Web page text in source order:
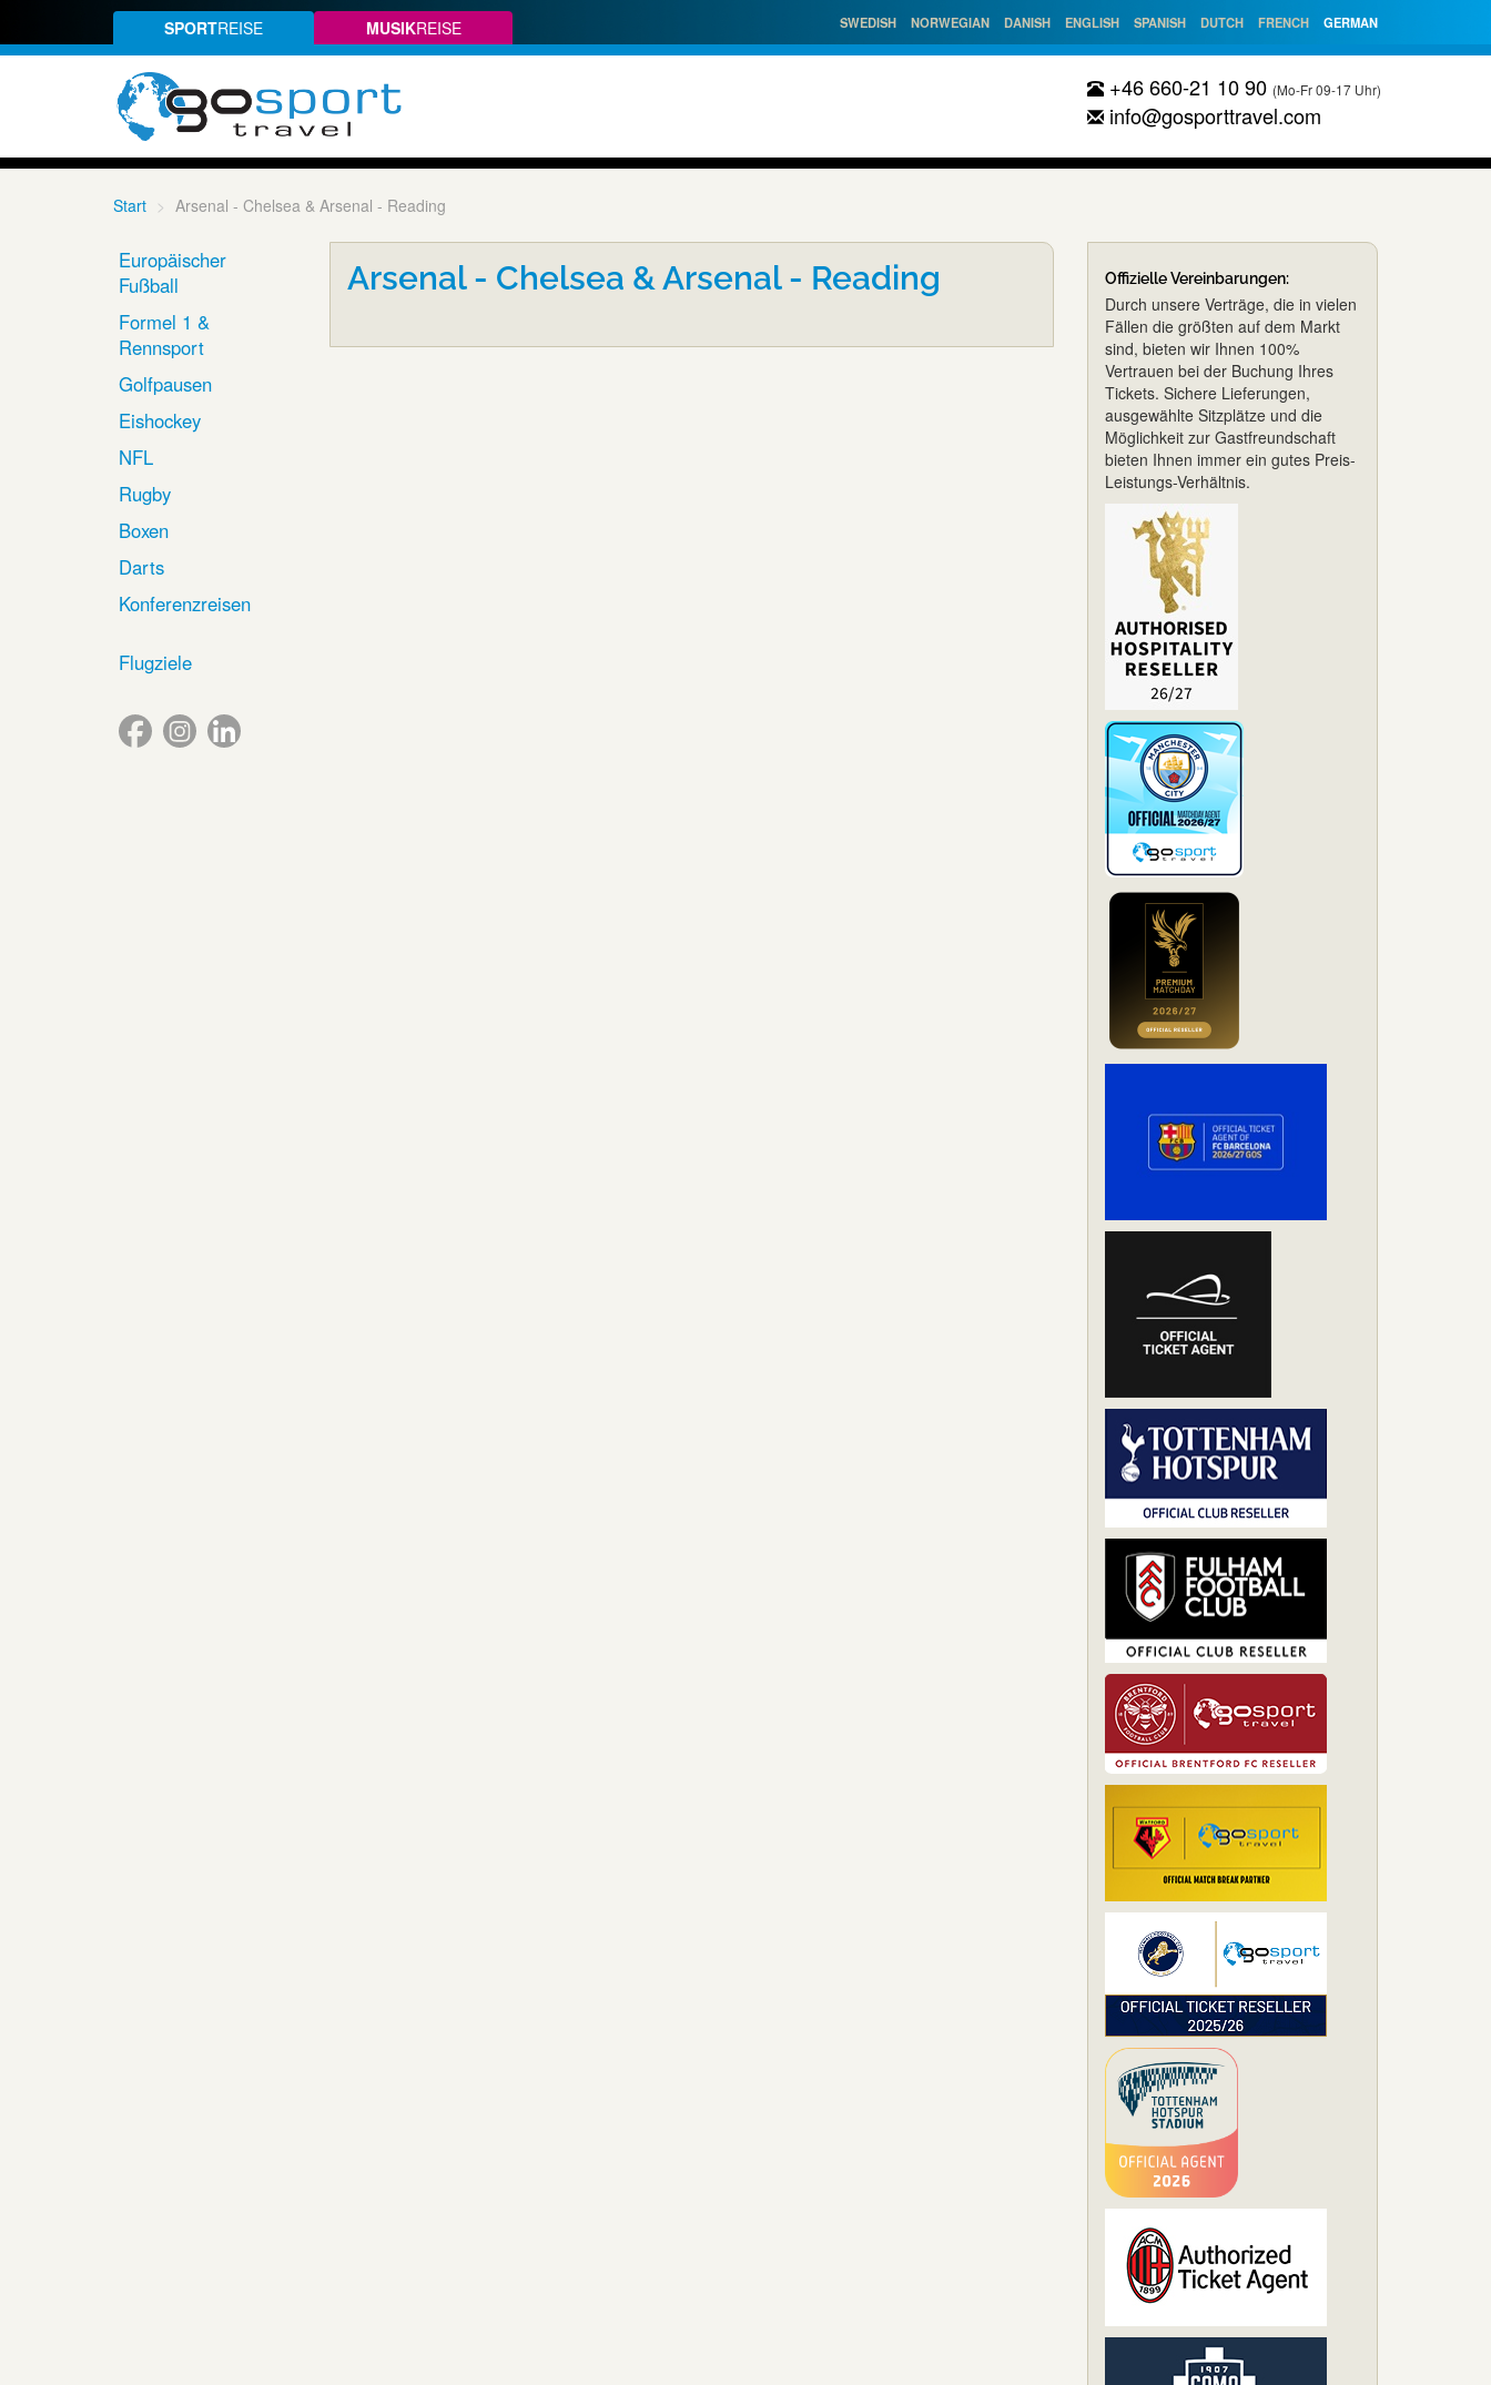
SPORTREISE MUSIKREISE SWEDISH NORWEGIAN DANISH ENGLISH SPANISH DUTCH FRENCH GERMAN
+46 660-21 10 90 (Mo-Fr 09-17 Uhr)
info@gosporttravel.com
Start Arsenal - Chelsea & Arsenal - Reading
Europäischer
Fußball
Formel 1 &
Rennsport
Golfpausen
Eishockey
NFL
Rugby
Boxen
Darts
Konferenzreisen
Flugziele
Arsenal - Chelsea & Arsenal - Reading Offizielle Vereinbarungen:
Durch unsere Verträge, die in vielen
Fällen die größten auf dem Markt
sind, bieten wir Ihnen 100%
Vertrauen bei der Buchung Ihres
Tickets. Sichere Lieferungen,
ausgewählte Sitzplätze und die
Möglichkeit zur Gastfreundschaft
bieten Ihnen immer ein gutes Preis-
Leistungs-Verhältnis.